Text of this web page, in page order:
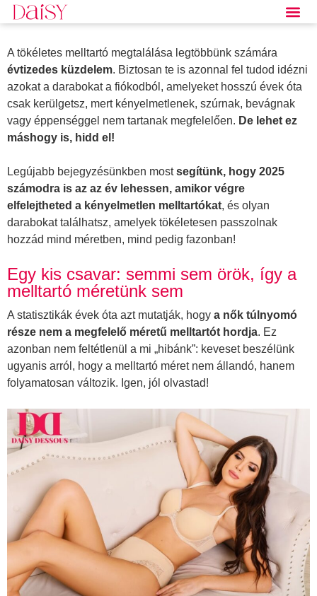
A tökéletes melltartó megtalálása legtöbbünk számára
évtizedes küzdelem. Biztosan te is azonnal fel tudod idézni
azokat a darabokat a fiókodból, amelyeket hosszú évek óta
csak kerülgetsz, mert kényelmetlenek, szúrnak, bevágnak
vagy éppenséggel nem tartanak megfelelően. De lehet ez
máshogy is, hidd el!
Legújabb bejegyzésünkben mostsegítünk, hogy 2025
számodra is az az év lehessen, amikor végre
elfelejtheted a kényelmetlen melltartókat, és olyan
darabokat találhatsz, amelyek tökéletesen passzolnak
hozzád mind méretben, mind pedig fazonban!
Egy kis csavar: semmi sem örök, így a
melltartó méretünk sem
A statisztikák évek óta azt mutatják, hogy a nők túlnyomó
része nem a megfelelő méretű melltartót hordja. Ez
azonban nem feltétlenül a mi „hibánk”: keveset beszélünk
ugyanis arról, hogy a melltartó méret nem állandó, hanem
folyamatosan változik. Igen, jól olvastad!